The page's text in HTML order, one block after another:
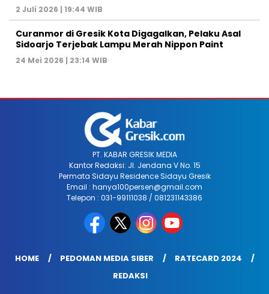
2 Juli 2026 | 19:44 WIB
Curanmor di Gresik Kota Digagalkan, Pelaku Asal
Sidoarjo Terjebak Lampu Merah Nippon Paint
24 Mei 2026 | 23:14 WIB
PT. KABAR GRESIK MEDIA
Kantor Redaksi: Jl. Jendana V No. 15
Permata Sidayu Residence Sidayu Gresik
Email : hanya100persen@gmail.com
Telepon : 031-99111038 / 081231143386
HOME PEDOMAN MEDIA SIBER
RATECARD 2024
REDAKSI